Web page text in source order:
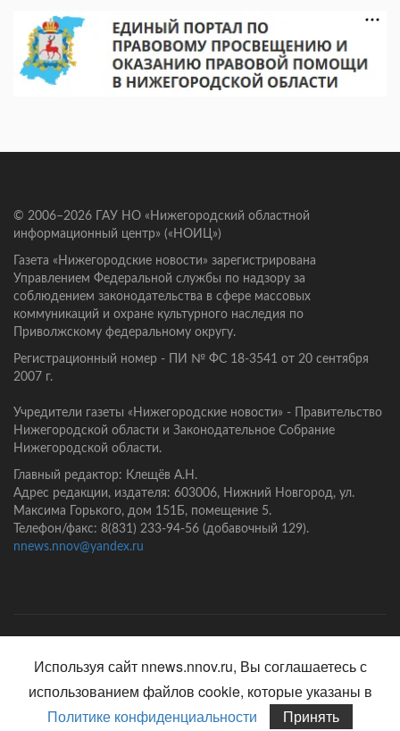
© 2006–2026 ГАУ НО «Нижегородский областной
информационный центр» («НОИЦ»)
Газета «Нижегородские новости» зарегистрирована
Управлением Федеральной службы по надзору за
соблюдением законодательства в сфере массовых
коммуникаций и охране культурного наследия по
Приволжскому федеральному округу.
Регистрационный номер - ПИ № ФС 18-3541 от 20 сентября
2007 г.
Учредители газеты «Нижегородские новости» - Правительство
Нижегородской области и Законодательное Собрание
Нижегородской области.
Главный редактор: Клещёв А.Н.
Адрес редакции, издателя: 603006, Нижний Новгород, ул.
Максима Горького, дом 151Б, помещение 5.
Телефон/факс: 8(831) 233-94-56 (добавочный 129).
nnews.nnov@yandex.ru
Используя сайт nnews.nnov.ru, Вы соглашаетесь с
использованием файлов cookie, которые указаны в
Политике конфиденциальности
Принять